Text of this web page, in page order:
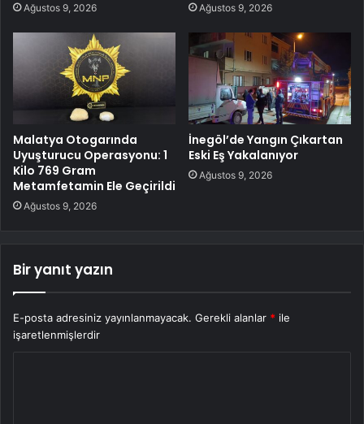
Ağustos 9, 2026 Ağustos 9, 2026
Malatya Otogarında
Uyuşturucu Operasyonu: 1
Kilo 769 Gram
Metamfetamin Ele Geçirildi
Ağustos 9, 2026
İnegöl’de Yangın Çıkartan
Eski Eş Yakalanıyor
Ağustos 9, 2026
Bir yanıt yazın
E-posta adresiniz yayınlanmayacak. Gerekli alanlar * ile
işaretlenmişlerdir